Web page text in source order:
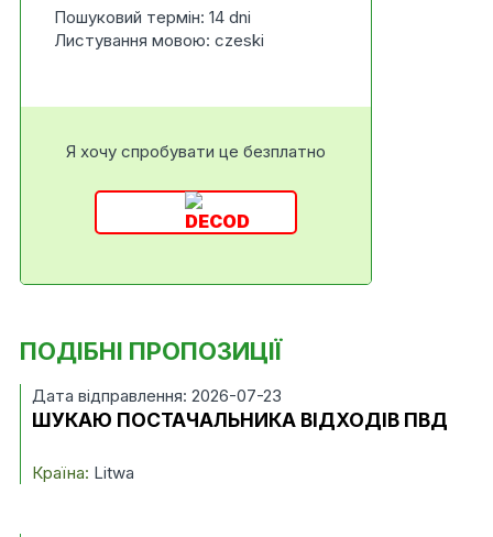
Пошуковий термін: 14 dni
Листування мовою: czeski
Я хочу спробувати це безплатно
ПОДІБНІ ПРОПОЗИЦІЇ
Дата відправлення: 2026-07-23
ШУКАЮ ПОСТАЧАЛЬНИКА ВІДХОДІВ ПВД
Країна: Litwa